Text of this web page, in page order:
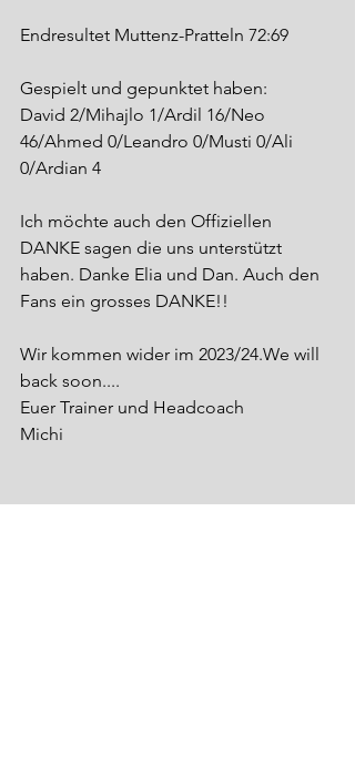
Endresultet Muttenz-Pratteln 72:69
Gespielt und gepunktet haben:
David 2/Mihajlo 1/Ardil 16/Neo
46/Ahmed 0/Leandro 0/Musti 0/Ali
0/Ardian 4
Ich möchte auch den Offiziellen
DANKE sagen die uns unterstützt
haben. Danke Elia und Dan. Auch den
Fans ein grosses DANKE!!
Wir kommen wider im 2023/24.We will
back soon....
Euer Trainer und Headcoach
Michi